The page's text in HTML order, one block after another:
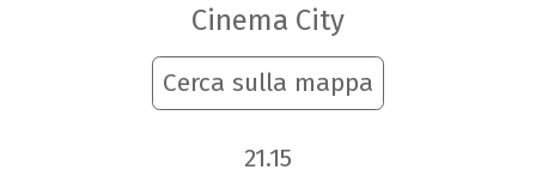
Cinema City
Cerca sulla mappa
21.15